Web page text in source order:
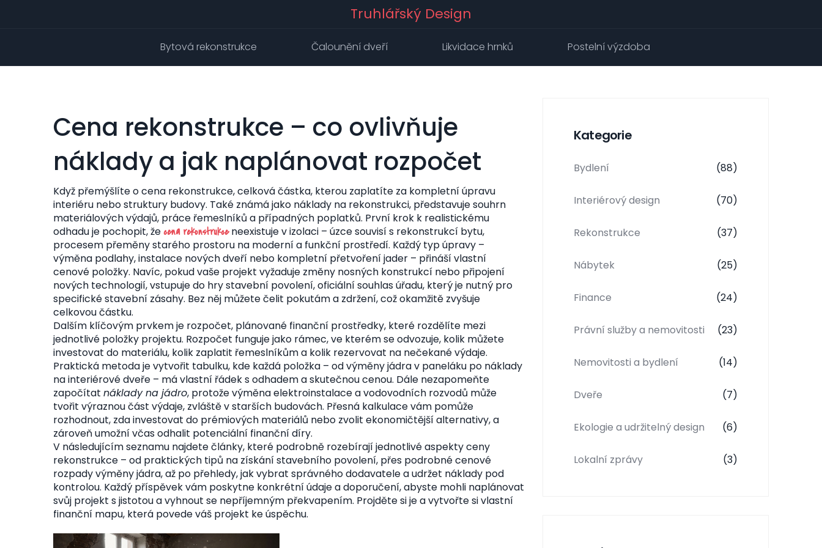
Truhlářský Design
Bytová rekonstrukce Čalounění dveří Likvidace hrnků Postelní výzdoba
Cena rekonstrukce – co ovlivňuje
náklady a jak naplánovat rozpočet
Když přemýšlíte ocena rekonstrukce,celková částka, kterou zaplatíte za kompletní úpravu
interiéru nebo struktury budovy. Také známá jako náklady na rekonstrukci, představuje souhrn
materiálových výdajů, práce řemeslníků a případných poplatků. První krok k realistickému
odhadu je pochopit, žecena rekonstrukceneexistuje v izolaci – úzce souvisí s rekonstrukcí bytu,
procesem přeměny starého prostoru na moderní a funkční prostředí. Každý typ úpravy –
výměna podlahy, instalace nových dveří nebo kompletní přetvoření jader – přináší vlastní
cenové položky. Navíc, pokud vaše projekt vyžaduje změny nosných konstrukcí nebo připojení
nových technologií, vstupuje do hrystavební povolení,oficiální souhlas úřadu, který je nutný pro
specifické stavební zásahy. Bez něj můžete čelit pokutám a zdržení, což okamžitě zvyšuje
celkovou částku.
Dalším klíčovým prvkem je rozpočet, plánované finanční prostředky, které rozdělíte mezi
jednotlivé položky projektu. Rozpočet funguje jako rámec, ve kterém se odvozuje, kolik můžete
investovat do materiálu, kolik zaplatit řemeslníkům a kolik rezervovat na nečekané výdaje.
Praktická metoda je vytvořit tabulku, kde každá položka – od výměny jádra v paneláku po náklady
na interiérové dveře – má vlastní řádek s odhadem a skutečnou cenou. Dále nezapomeňte
započítat náklady na jádro, protože výměna elektroinstalace a vodovodních rozvodů může
tvořit výraznou část výdaje, zvláště v starších budovách. Přesná kalkulace vám pomůže
rozhodnout, zda investovat do prémiových materiálů nebo zvolit ekonomičtější alternativy, a
zároveň umožní včas odhalit potenciální finanční díry.
V následujícím seznamu najdete články, které podrobně rozebírají jednotlivé aspekty ceny
rekonstrukce – od praktických tipů na získání stavebního povolení, přes podrobné cenové
rozpady výměny jádra, až po přehledy, jak vybrat správného dodavatele a udržet náklady pod
kontrolou. Každý příspěvek vám poskytne konkrétní údaje a doporučení, abyste mohli naplánovat
svůj projekt s jistotou a vyhnout se nepříjemným překvapením. Projděte si je a vytvořte si vlastní
finanční mapu, která povede váš projekt ke úspěchu.
Kategorie
Bydlení (88)
Interiérový design (70)
Rekonstrukce (37)
Nábytek (25)
Finance (24)
Právní služby a nemovitosti (23)
Nemovitosti a bydlení (14)
Dveře (7)
Ekologie a udržitelný design (6)
Lokalní zprávy (3)